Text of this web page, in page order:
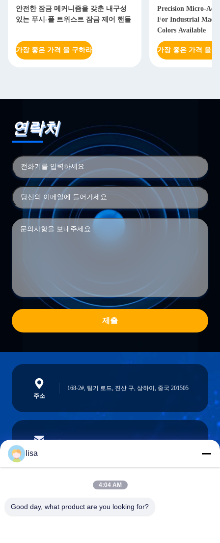
안전한 잠금 메커니즘을 갖춘 내구성
있는 푸시-풀 트위스트 잠금 제어 핸들
가장 좋은 가격 을 구하라
Precision Micro-
For Industrial
Colors Available
가장 좋은 가격 을
연락처
제출
주소
168-2#, 팅기 로드, 진산 구, 상하이, 중국 201505
이메일
전화
lisa
4:04 AM
Good day, what product are you looking for?